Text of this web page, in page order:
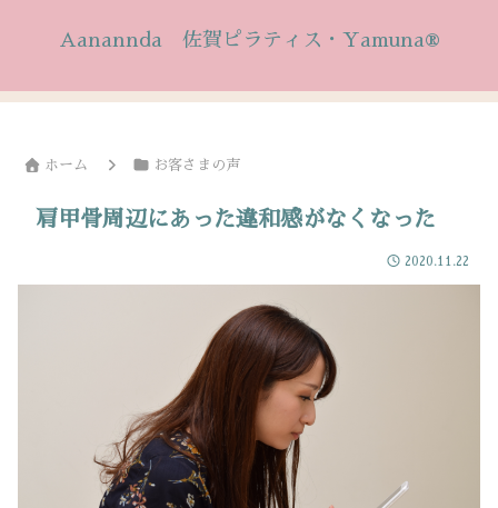
Aanannda 佐賀ピラティス・Yamuna®
ホーム お客さまの声
肩甲骨周辺にあった違和感がなくなった
2020.11.22